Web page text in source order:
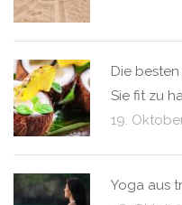
Die
Sie fit zu
19.
Yoga aus